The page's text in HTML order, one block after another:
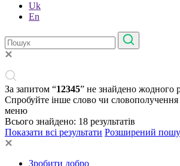
Uk
En
За запитом “12345” не знайдено жодного
Спробуйте інше слово чи словополучення
меню
Всього знайдено: 18 результатів
Показати всі результати Розширений
Зробити добро